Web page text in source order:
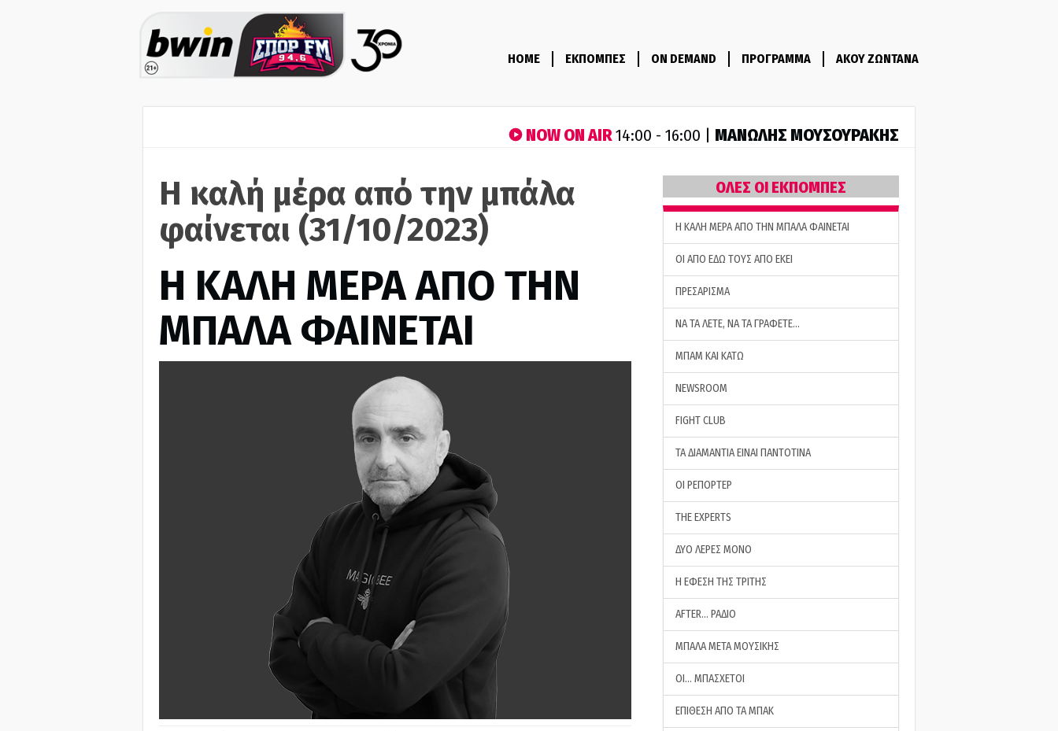
HOME ΕΚΠΟΜΠΕΣ ON DEMAND ΠΡΟΓΡΑΜΜΑ ΑΚΟΥ ΖΩΝΤΑΝΑ
NOW ON AIR14:00 - 16:00 | ΜΑΝΩΛΗΣ ΜΟΥΣΟΥΡΑΚΗΣ
H καλή μέρα από την μπάλα
φαίνεται (31/10/2023)
H ΚΑΛΗ ΜΕΡΑ ΑΠΟ ΤΗΝ
ΜΠΑΛΑ ΦΑΙΝΕΤΑΙ
ΟΛΕΣ ΟΙ ΕΚΠΟΜΠΕΣ
H ΚΑΛΗ ΜΕΡΑ ΑΠΟ ΤΗΝ ΜΠΑΛΑ ΦΑΙΝΕΤΑΙ
ΟΙ ΑΠΟ ΕΔΩ ΤΟΥΣ ΑΠΟ ΕΚΕΙ
ΠΡΕΣΑΡΙΣΜΑ
ΝΑ ΤΑ ΛΕΤΕ, ΝΑ ΤΑ ΓΡΑΦΕΤΕ…
ΜΠΑΜ ΚΑΙ ΚΑΤΩ
NEWSROOM
FIGHT CLUB
ΤΑ ΔΙΑΜΑΝΤΙΑ ΕΙΝΑΙ ΠΑΝΤΟΤΙΝΑ
ΟΙ ΡΕΠΟΡΤΕΡ
THE EXPERTS
ΔΥΟ ΛΕΡΕΣ ΜΟΝΟ
Η ΕΦΕΣΗ ΤΗΣ ΤΡΙΤΗΣ
AFTER… ΡΑΔΙΟ
ΜΠΑΛΑ ΜΕΤΑ ΜΟΥΣΙΚΗΣ
ΟΙ… ΜΠΑΣΧΕΤΟΙ
ΕΠΙΘΕΣΗ ΑΠΟ ΤΑ ΜΠΑΚ